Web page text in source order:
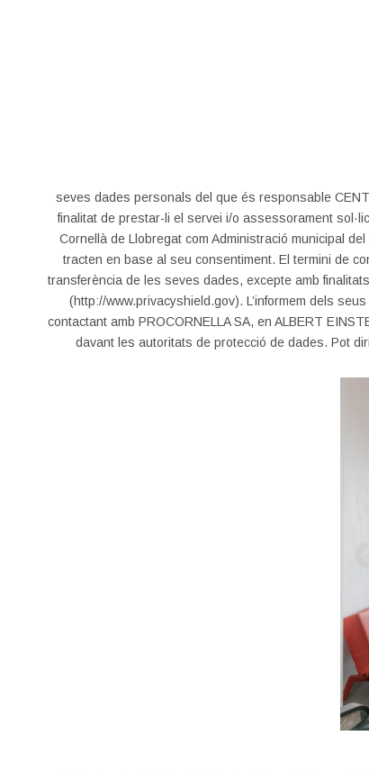
seves dades personals del que és responsable
finalitat de prestar-li el servei i/o assessorament
Cornellà de Llobregat com Administració municipal
tracten en base al seu consentiment. El termini de
transferència de les seves dades, excepte amb
(http://www.privacyshield.gov). L’informem dels
contactant amb PROCORNELLA SA, en ALBERT
davant les autoritats de protecció de dades. Pot